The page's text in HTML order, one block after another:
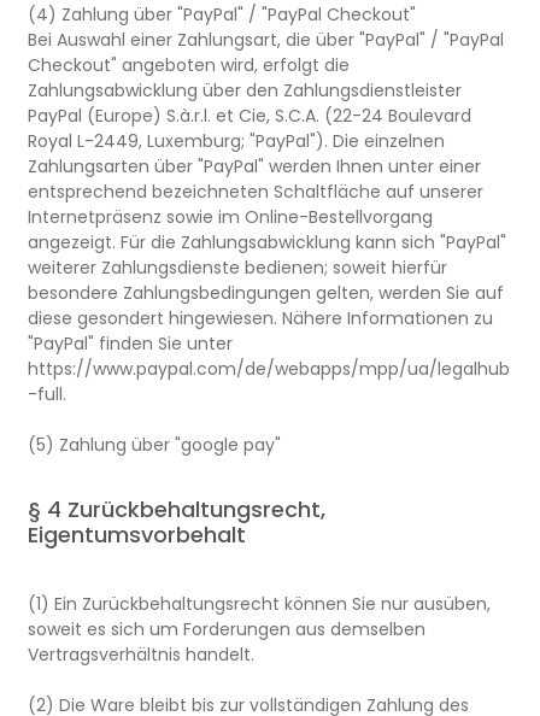
(4) Zahlung über "PayPal" / "PayPal Checkout"
Bei Auswahl einer Zahlungsart, die über "PayPal" / "PayPal
Checkout" angeboten wird, erfolgt die
Zahlungsabwicklung über den Zahlungsdienstleister
PayPal (Europe) S.à.r.l. et Cie, S.C.A. (22-24 Boulevard
Royal L-2449, Luxemburg; "PayPal"). Die einzelnen
Zahlungsarten über "PayPal" werden Ihnen unter einer
entsprechend bezeichneten Schaltfläche auf unserer
Internetpräsenz sowie im Online-Bestellvorgang
angezeigt. Für die Zahlungsabwicklung kann sich "PayPal"
weiterer Zahlungsdienste bedienen; soweit hierfür
besondere Zahlungsbedingungen gelten, werden Sie auf
diese gesondert hingewiesen. Nähere Informationen zu
"PayPal" finden Sie unter
https://www.paypal.com/de/webapps/mpp/ua/legalhub
-full.
(5) Zahlung über "google pay"
§ 4 Zurückbehaltungsrecht,
Eigentumsvorbehalt
(1) Ein Zurückbehaltungsrecht können Sie nur ausüben,
soweit es sich um Forderungen aus demselben
Vertragsverhältnis handelt.
(2) Die Ware bleibt bis zur vollständigen Zahlung des